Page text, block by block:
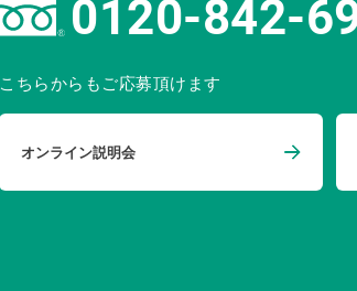
0120-842-
こちらからもご応募頂けます
オンライン説明会